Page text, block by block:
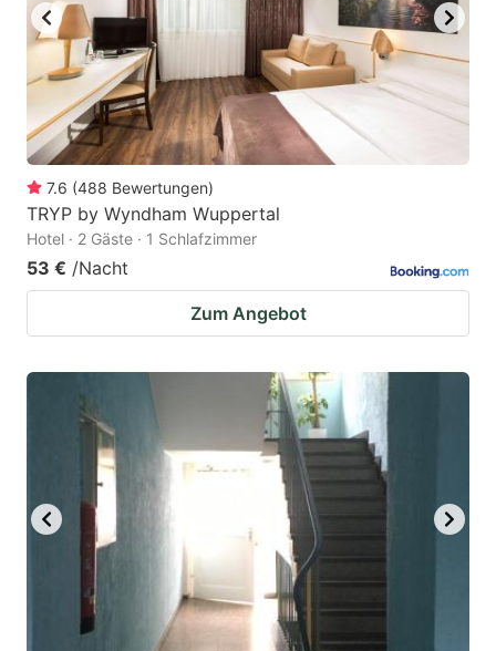
7.6 (488 Bewertungen)
TRYP by Wyndham Wuppertal
Hotel · 2 Gäste · 1 Schlafzimmer
53 € /Nacht
Zum Angebot